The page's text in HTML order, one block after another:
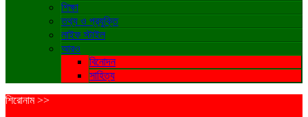
শিক্ষা
তথ্য ও প্রযুক্তি
লাইফ স্টাইল
আরও
বিনোদন
সাহিত্য
শিরোনাম >>